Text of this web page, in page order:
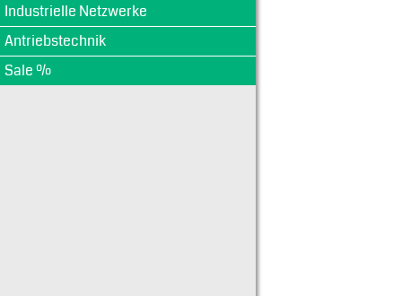
Industrielle Netzwerke
Antriebstechnik
Sale %